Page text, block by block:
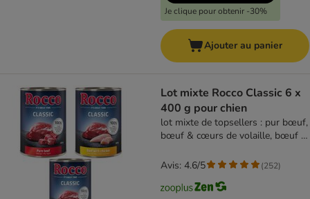
Je clique pour obtenir -30%
Ajouter au panier
Lot mixte Rocco Classic 6 x
400 g pour chien
lot mixte de topsellers : pur bœuf,
bœuf & cœurs de volaille, bœuf &
Avis: 4.6/5 (252)